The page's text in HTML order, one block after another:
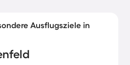
Ausflugsziele in